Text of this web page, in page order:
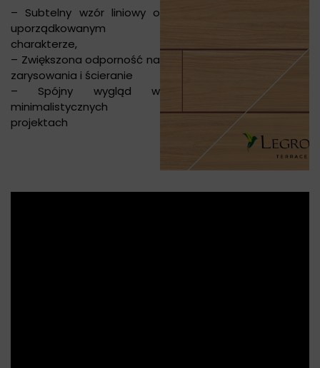
– Subtelny wzór liniowy o
uporządkowanym
charakterze,
– Zwiększona odporność na
zarysowania i ścieranie
– Spójny wygląd w
minimalistycznych
projektach